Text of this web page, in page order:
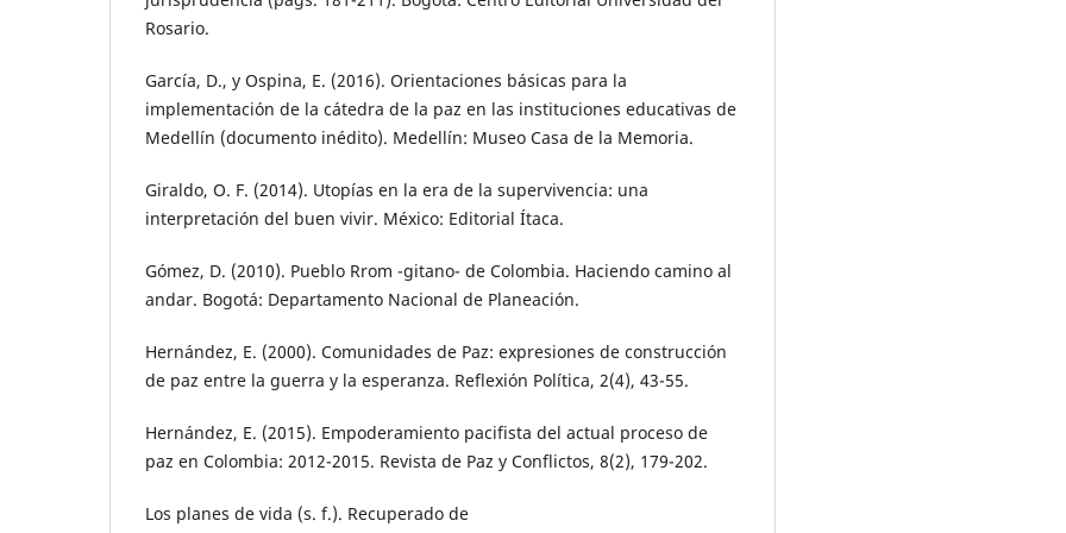
Rosario.
García, D., y Ospina, E. (2016). Orientaciones básicas para la
implementación de la cátedra de la paz en las instituciones educativas de
Medellín (documento inédito). Medellín: Museo Casa de la Memoria.
Giraldo, O. F. (2014). Utopías en la era de la supervivencia: una
interpretación del buen vivir. México: Editorial Ítaca.
Gómez, D. (2010). Pueblo Rrom -gitano- de Colombia. Haciendo camino al
andar. Bogotá: Departamento Nacional de Planeación.
Hernández, E. (2000). Comunidades de Paz: expresiones de construcción
de paz entre la guerra y la esperanza. Reflexión Política, 2(4), 43-55.
Hernández, E. (2015). Empoderamiento pacifista del actual proceso de
paz en Colombia: 2012-2015. Revista de Paz y Conflictos, 8(2), 179-202.
Los planes de vida (s. f.). Recuperado de